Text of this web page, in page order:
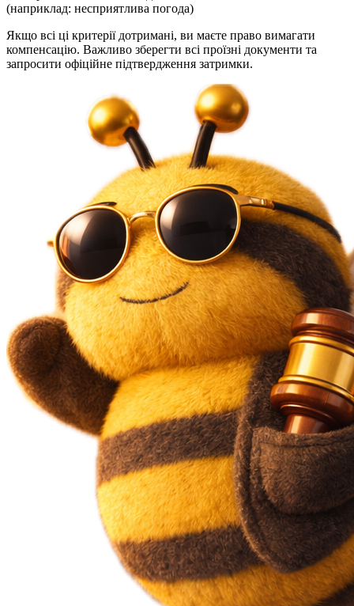
(наприклад: несприятлива погода)
Якщо всі ці критерії дотримані, ви маєте право вимагати
компенсацію. Важливо зберегти всі проїзні документи та
запросити офіційне підтвердження затримки.